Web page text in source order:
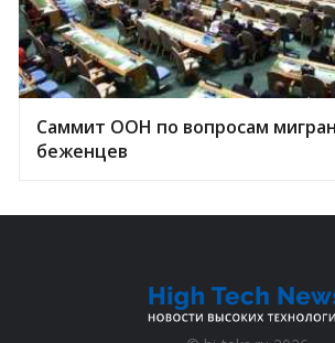
Саммит ООН по вопросам
беженцев